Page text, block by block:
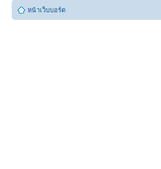
หน้าเว็บบอร์ด